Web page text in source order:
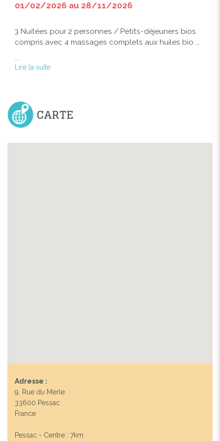
01/02/2026 au 28/11/2026
3 Nuitées pour 2 personnes / Petits-déjeuners bios
compris avec 4 massages complets aux huiles bio ...
Lire la suite
CARTE
Adresse :
9, Rue du Merle
33600 Pessac
France
Pessac - Centre : 7km